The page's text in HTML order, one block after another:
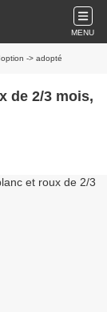
MENU
-> adopté
de 2/3 mois,